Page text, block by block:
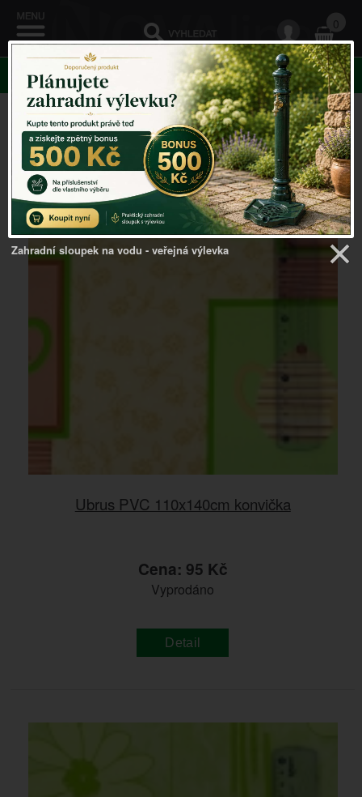
0
KATEGORIE
Venkovský domov
Ubrus PVC 110x140cm konvička
Cena: 95 Kč
Vyprodáno
Detail
Zahradní sloupek na vodu - veřejná výlevka